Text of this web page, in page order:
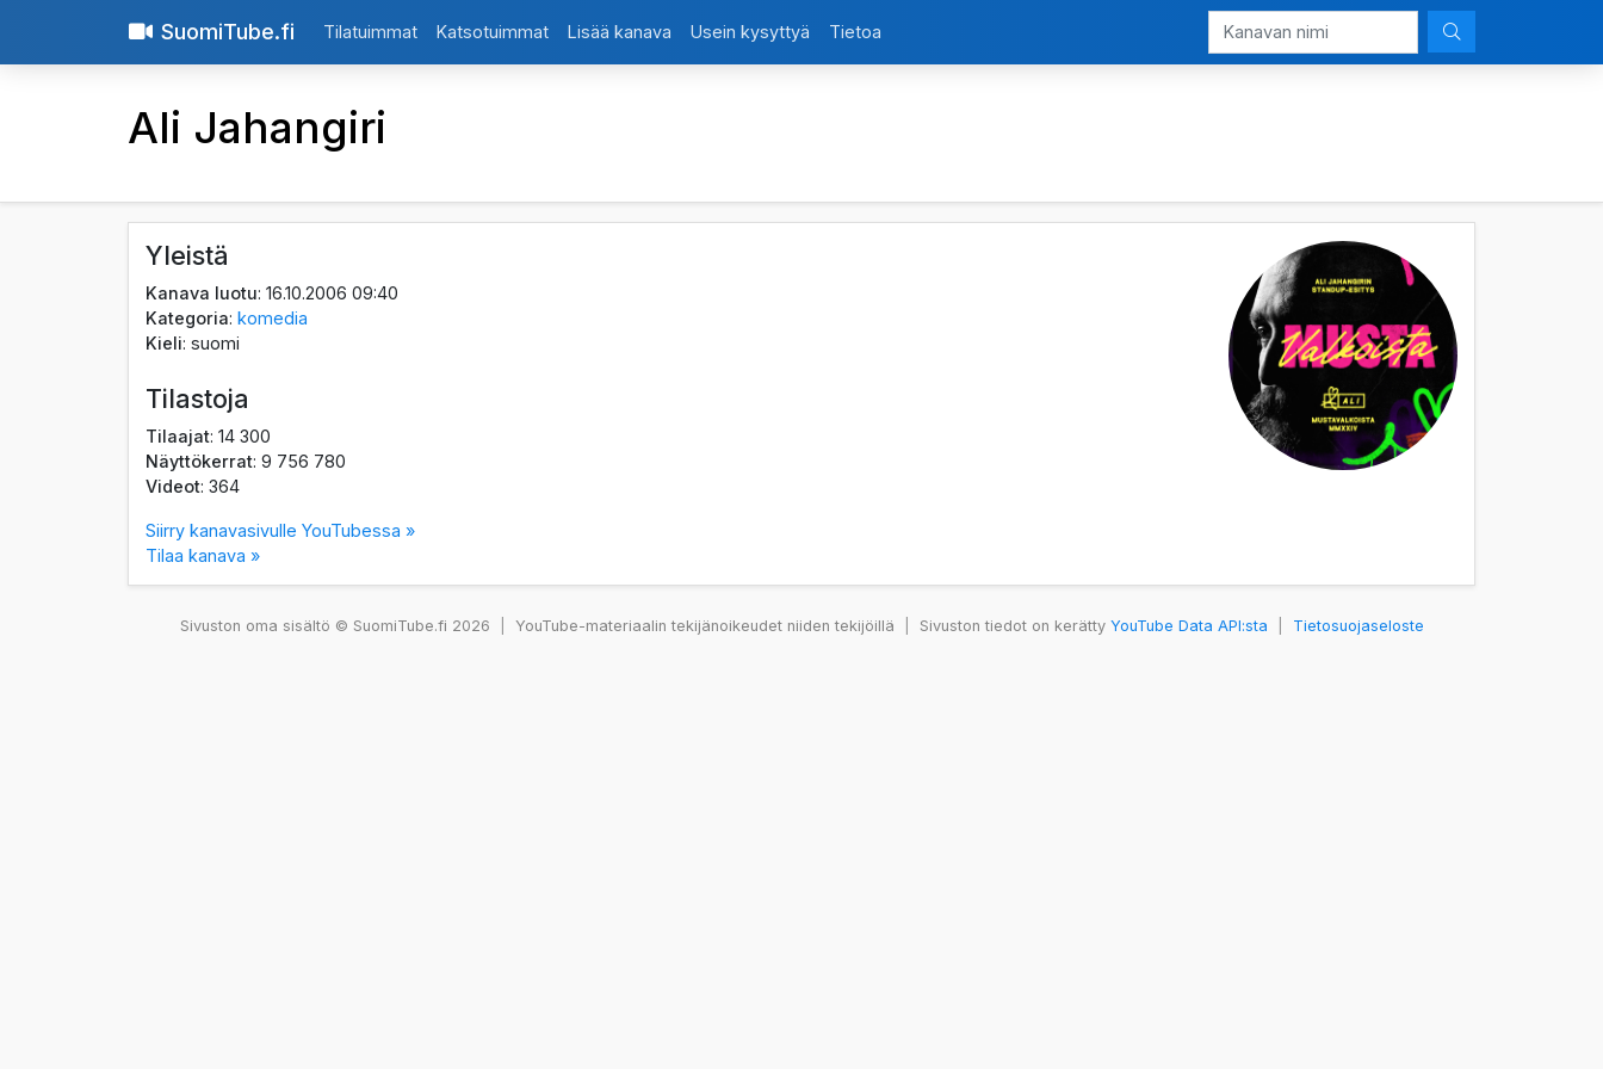
SuomiTube.fi Tilatuimmat Katsotuimmat Lisää kanava Usein kysyttyä Tietoa
Ali Jahangiri
Yleistä
Kanava luotu: 16.10.2006 09:40
Kategoria:komedia
Kieli: suomi
Tilastoja
Tilaajat: 14 300
Näyttökerrat: 9 756 780
Videot: 364
Siirry kanavasivulle YouTubessa »
Tilaa kanava »
Sivuston oma sisältö © SuomiTube.fi 2026 YouTube-materiaalin tekijänoikeudet niiden tekijöillä Sivuston tiedot on kerätty YouTube Data API:sta Tietosuojaseloste